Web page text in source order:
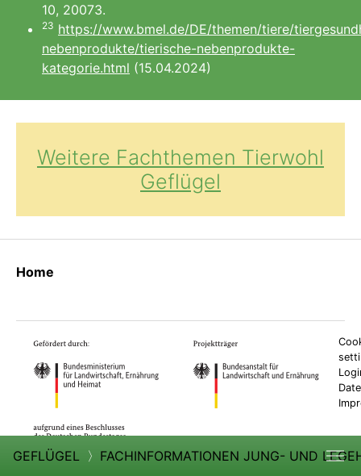
10, 20073.
23 https://www.bmel.de/DE/themen/tiere/
nebenprodukte/tierische-nebenprodukte-
kategorie.html (15.04.2024)
Weitere Fachthemen Tierwohl
Geflügel
Home
GEFLÜGEL 〉 FACHINFORMATIONEN JUNG- UND